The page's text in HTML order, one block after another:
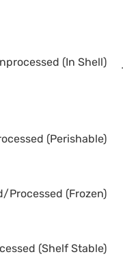
(In Shell)
(Perishable)
Processed (Frozen)
(Shelf Stable)